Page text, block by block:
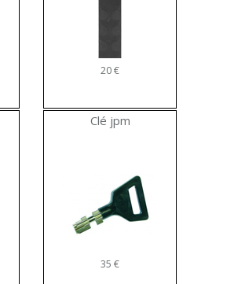
20 €
Clé jpm
35 €